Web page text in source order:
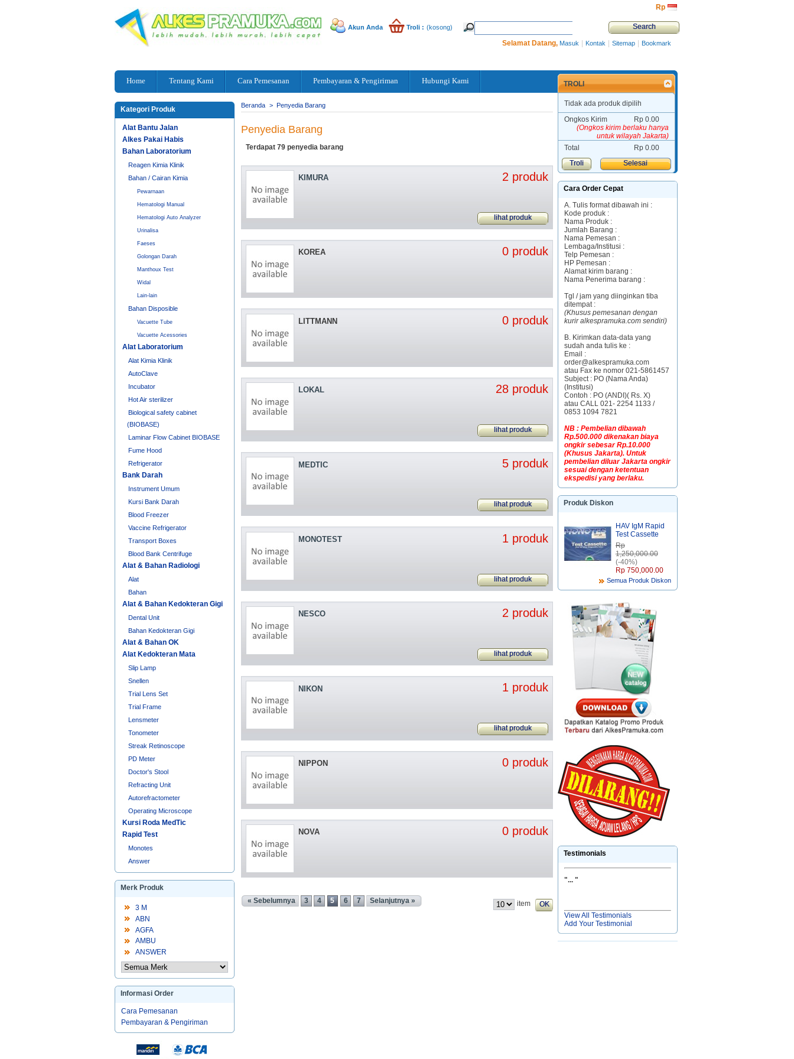
Rp‎
Troli : (kosong)
Akun Anda
Selamat Datang, Masuk | Kontak | Sitemap | Bookmark
Home Tentang Kami Cara Pemesanan Pembayaran & Pengiriman Hubungi Kami
Kategori Produk
Alat Bantu Jalan
Alkes Pakai Habis
Bahan Laboratorium
Reagen Kimia Klinik
Bahan / Cairan Kimia
Pewarnaan
Hematologi Manual
Hematologi Auto Analyzer
Urinalisa
Faeses
Golongan Darah
Manthoux Test
Widal
Lain-lain
Bahan Disposible
Vacuette Tube
Vacuette Acessories
Alat Laboratorium
Alat Kimia Klinik
AutoClave
Incubator
Hot Air sterilizer
Biological safety cabinet
(BIOBASE)
Laminar Flow Cabinet BIOBASE
Fume Hood
Refrigerator
Bank Darah
Instrument Umum
Kursi Bank Darah
Blood Freezer
Vaccine Refrigerator
Transport Boxes
Blood Bank Centrifuge
Alat & Bahan Radiologi
Alat
Bahan
Alat & Bahan Kedokteran Gigi
Dental Unit
Bahan Kedokteran Gigi
Alat & Bahan OK
Alat Kedokteran Mata
Slip Lamp
Snellen
Trial Lens Set
Trial Frame
Lensmeter
Tonometer
Streak Retinoscope
PD Meter
Doctor's Stool
Refracting Unit
Autorefractometer
Operating Microscope
Kursi Roda MedTic
Rapid Test
Monotes
Answer
Merk Produk
3 M
ABN
AGFA
AMBU
ANSWER
Informasi Order
Cara Pemesanan
Pembayaran & Pengiriman
Beranda > Penyedia Barang
Penyedia Barang
Terdapat 79 penyedia barang
KIMURA 2 produk
lihat produk
KOREA 0 produk
LITTMANN 0 produk
LOKAL 28 produk
lihat produk
MEDTIC 5 produk
lihat produk
MONOTEST 1 produk
lihat produk
NESCO 2 produk
lihat produk
NIKON 1 produk
lihat produk
NIPPON 0 produk
NOVA 0 produk
« Sebelumnya 3 4 5 6 7 Selanjutnya » item
TROLI
Tidak ada produk dipilih
Ongkos Kirim
Rp‎ 0.00
(Ongkos kirim berlaku hanya
untuk wilayah Jakarta)
Total
Rp‎ 0.00
Troli
Selesai
Cara Order Cepat
A. Tulis format dibawah ini :
Kode produk :
Nama Produk :
Jumlah Barang :
Nama Pemesan :
Lembaga/Institusi :
Telp Pemesan :
HP Pemesan :
Alamat kirim barang :
Nama Penerima barang :
Tgl / jam yang diinginkan tiba
ditempat :
(Khusus pemesanan dengan
kurir alkespramuka.com sendiri)
B. Kirimkan data-data yang
sudah anda tulis ke :
Email :
order@alkespramuka.com
atau Fax ke nomor 021-5861457
Subject : PO (Nama Anda)
(Institusi)
Contoh : PO (ANDI)( Rs. X)
atau CALL 021- 2254 1133 /
0853 1094 7821
NB : Pembelian dibawah
Rp.500.000 dikenakan biaya
ongkir sebesar Rp.10.000
(Khusus Jakarta). Untuk
pembelian diluar Jakarta ongkir
sesuai dengan ketentuan
ekspedisi yang berlaku.
Produk Diskon
HAV IgM Rapid
Test Cassette
Rp‎
1,250,000.00
(-40%)
Rp‎ 750,000.00
Semua Produk Diskon
Testimonials
"... "
View All Testimonials
Add Your Testimonial